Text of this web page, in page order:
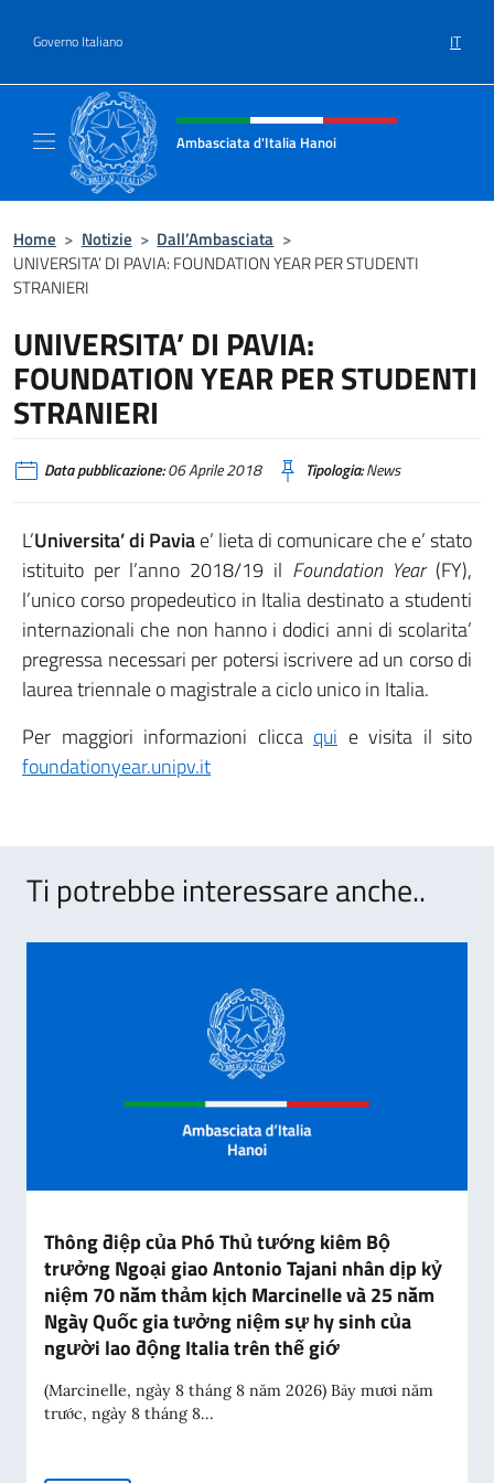
Governo Italiano IT
Intestazione sito, social e menù
Ambasciata d'Italia Hanoi
Home > Notizie > Dall’Ambasciata >
UNIVERSITA’ DI PAVIA: FOUNDATION YEAR PER STUDENTI
STRANIERI
UNIVERSITA’ DI PAVIA:
FOUNDATION YEAR PER STUDENTI
STRANIERI
Data pubblicazione:06 Aprile 2018 Tipologia:News
L’Universita’ di Paviae’ lieta di comunicare che e’ stato
istituito per l’anno 2018/19 il Foundation Year(FY),
l’unico corso propedeutico in Italia destinato a studenti
internazionali che non hanno i dodici anni di scolarita’
pregressa necessari per potersi iscrivere ad un corso di
laurea triennale o magistrale a ciclo unico in Italia.
Per maggiori informazioni clicca qui e visita il sito
foundationyear.unipv.it
Ti potrebbe interessare anche..
Thông điệp của Phó Thủ tướng kiêm Bộ
trưởng Ngoại giao Antonio Tajani nhân dịp kỷ
niệm 70 năm thảm kịch Marcinelle và 25 năm
Ngày Quốc gia tưởng niệm sự hy sinh của
người lao động Italia trên thế giớ
(Marcinelle, ngày 8 tháng 8 năm 2026) Bảy mươi năm
trước, ngày 8 tháng 8...